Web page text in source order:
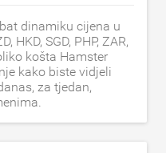
dinamiku cijena u
HKD, SGD, PHP, ZAR,
košta Hamster
kako biste vidjeli
za tjedan,